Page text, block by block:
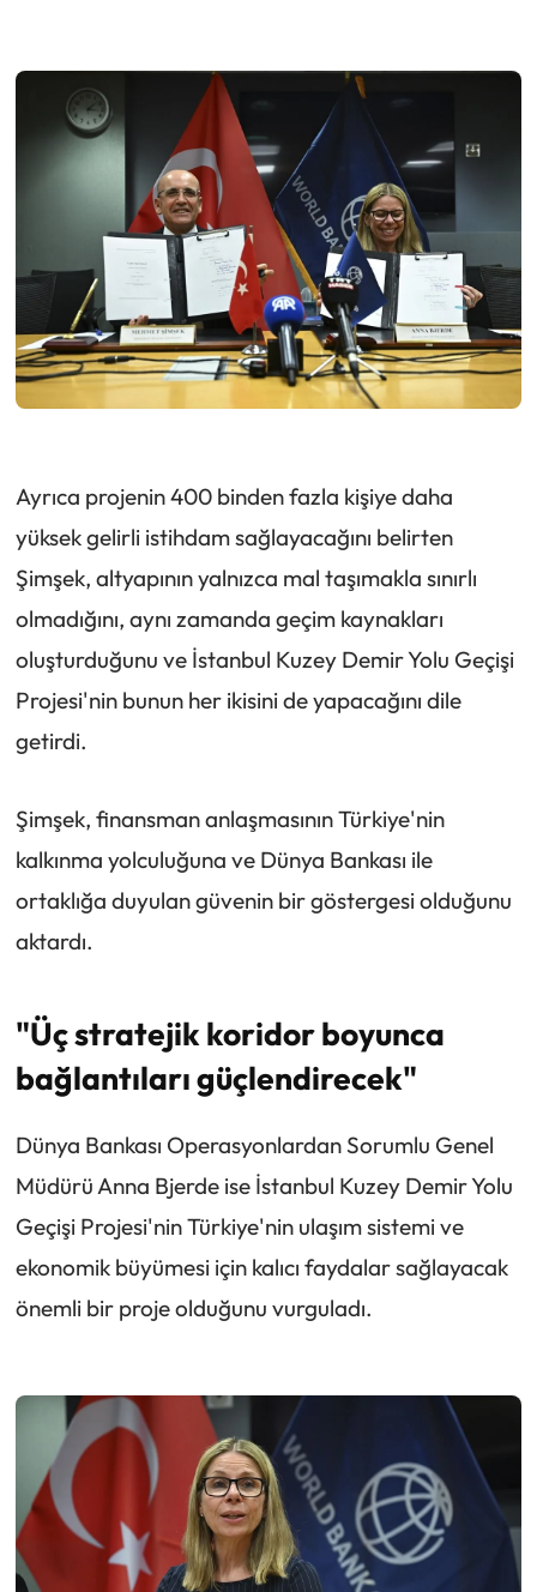
Ayrıca projenin 400 binden fazla kişiye daha
yüksek gelirli istihdam sağlayacağını belirten
Şimşek, altyapının yalnızca mal taşımakla sınırlı
olmadığını, aynı zamanda geçim kaynakları
oluşturduğunu ve İstanbul Kuzey Demir Yolu Geçişi
Projesi'nin bunun her ikisini de yapacağını dile
getirdi.
Şimşek, finansman anlaşmasının Türkiye'nin
kalkınma yolculuğuna ve Dünya Bankası ile
ortaklığa duyulan güvenin bir göstergesi olduğunu
aktardı.
"Üç stratejik koridor boyunca
bağlantıları güçlendirecek"
Dünya Bankası Operasyonlardan Sorumlu Genel
Müdürü Anna Bjerde ise İstanbul Kuzey Demir Yolu
Geçişi Projesi'nin Türkiye'nin ulaşım sistemi ve
ekonomik büyümesi için kalıcı faydalar sağlayacak
önemli bir proje olduğunu vurguladı.